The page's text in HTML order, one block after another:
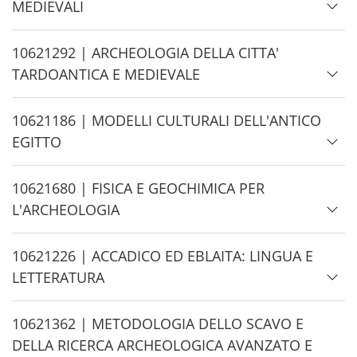
i
d
e
MEDIEVALI
H
i
d
e
10621292 | ARCHEOLOGIA DELLA CITTA'
TARDOANTICA E MEDIEVALE
H
i
d
e
10621186 | MODELLI CULTURALI DELL'ANTICO
EGITTO
H
i
d
e
10621680 | FISICA E GEOCHIMICA PER
L'ARCHEOLOGIA
H
i
d
e
10621226 | ACCADICO ED EBLAITA: LINGUA E
LETTERATURA
H
i
10621362 | METODOLOGIA DELLO SCAVO E
DELLA RICERCA ARCHEOLOGICA AVANZATO E